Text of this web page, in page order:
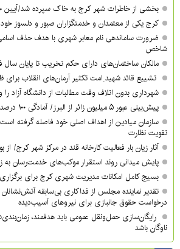
بخشی از خاطرات شهر کرج به خاک سپرده شد/آیین
کرج یکی از معتمدان و خدمتگزاران صبور و دلسوز
ضرورت ساماندهی نام‌ معابر شهری با هدف حذف
شاخص
مالکان ساختمان‌های دارای حکم تخریب تا پایان
تشییع قائد شهید ِامت تکثیر آرمان‌های انقلاب برای
شهرداری بدون اتلاف وقت مطالبات از دانشگاه آزاد
پیش‌بینی عبور ۵ میلیون زائر از البرز/ آمادگی ۱۰۰ درصدی مواکب
سازمان میادین از اهداف اصلی خود فاصله گرفته
تقویت نظارت
آثار زیان بار فعالیت کارخانه قند در مرکز شهر کرج/
پایش میدانی روند استقرار موکب‌های خدمت‌رسان به
بسیج کامل امکانات مدیریت شهری کرج برای
تقدیر نماینده مجلس از فداکاری بی‌سابقه
درخواست حقوق جانبازی برای نیروهای آسیب‌دیده
رایگان‌سازی حمل‌ونقل عمومی باید هدفمند،
ناوگان باشد